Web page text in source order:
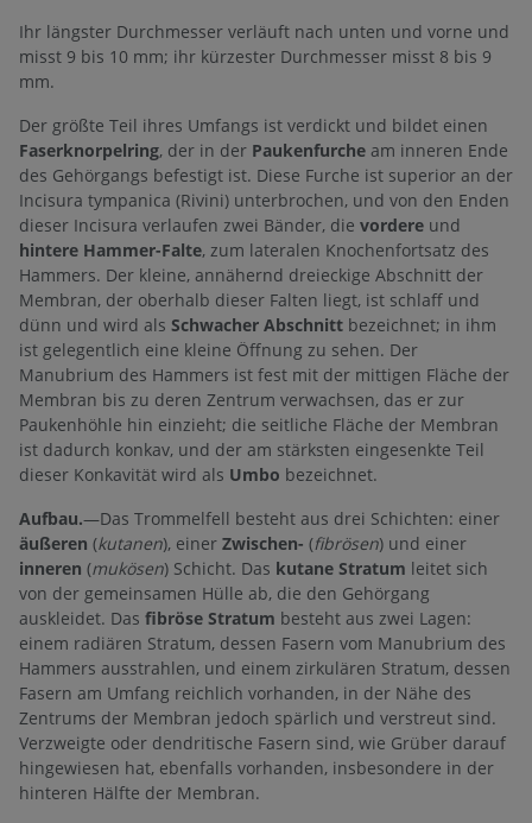
Ihr längster Durchmesser verläuft nach unten und vorne und
misst 9 bis 10 mm; ihr kürzester Durchmesser misst 8 bis 9
mm.
Der größte Teil ihres Umfangs ist verdickt und bildet einen
Faserknorpelring, der in der Paukenfurche am inneren Ende
des Gehörgangs befestigt ist. Diese Furche ist superior an der
Incisura tympanica (Rivini) unterbrochen, und von den Enden
dieser Incisura verlaufen zwei Bänder, die vordere und
hintere Hammer-Falte, zum lateralen Knochenfortsatz des
Hammers. Der kleine, annähernd dreieckige Abschnitt der
Membran, der oberhalb dieser Falten liegt, ist schlaff und
dünn und wird als Schwacher Abschnitt bezeichnet; in ihm
ist gelegentlich eine kleine Öffnung zu sehen. Der
Manubrium des Hammers ist fest mit der mittigen Fläche der
Membran bis zu deren Zentrum verwachsen, das er zur
Paukenhöhle hin einzieht; die seitliche Fläche der Membran
ist dadurch konkav, und der am stärksten eingesenkte Teil
dieser Konkavität wird als Umbo bezeichnet.
Aufbau.—Das Trommelfell besteht aus drei Schichten: einer
äußeren (kutanen), einer Zwischen- (fibrösen) und einer
inneren (mukösen) Schicht. Das kutane Stratum leitet sich
von der gemeinsamen Hülle ab, die den Gehörgang
auskleidet. Das fibröse Stratum besteht aus zwei Lagen:
einem radiären Stratum, dessen Fasern vom Manubrium des
Hammers ausstrahlen, und einem zirkulären Stratum, dessen
Fasern am Umfang reichlich vorhanden, in der Nähe des
Zentrums der Membran jedoch spärlich und verstreut sind.
Verzweigte oder dendritische Fasern sind, wie Grüber darauf
hingewiesen hat, ebenfalls vorhanden, insbesondere in der
hinteren Hälfte der Membran.